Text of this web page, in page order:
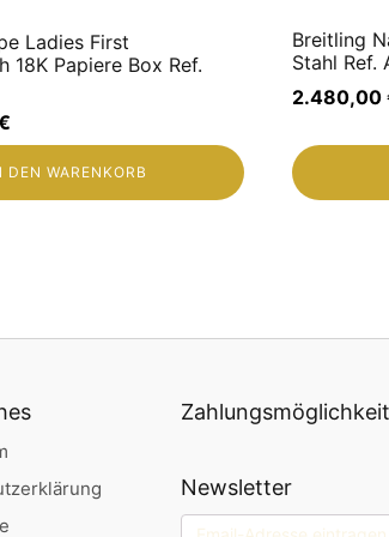
Sie nicht, uns zu kontaktieren.
per Nachricht oder Mail erreichbar.
in Zahlung, Ausgleich in beide
diese.
Mehrwertsteuer ist nicht ausweisbar.
Ladies First
18K Papiere Box Ref.
DEN WARENKORB
Breitling
Stahl Ref.
2.480,00
Newsletter